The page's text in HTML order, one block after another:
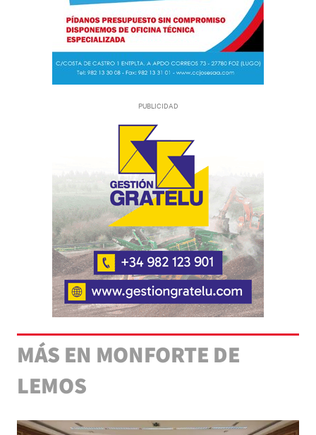
MÁS EN MONFORTE DE
LEMOS